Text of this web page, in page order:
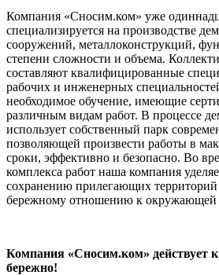
Компания «Сносим.ком» уже
специализируется на производстве
сооружений, металлоконструкций,
степени сложности и объема.
составляют квалифицированные
рабочих и инженерных
необходимое обучение, имеющие
различным видам работ. В процессе
использует собственный парк
позволяющей произвести работы в
сроки, эффективно и безопасно. Во
комплекса работ наша компания
сохранению прилегающих территорий
бережному отношению к окружающей
Компания «Сносим.ком» действует
бережно!